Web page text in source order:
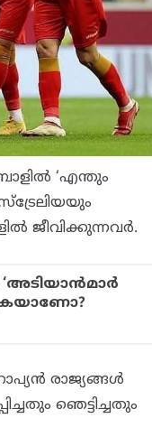
‘എന്തും
ജീവിക്കുന്നവര്‍.
രാജ്യങ്ങള്‍
ഞെട്ടിച്ചതും